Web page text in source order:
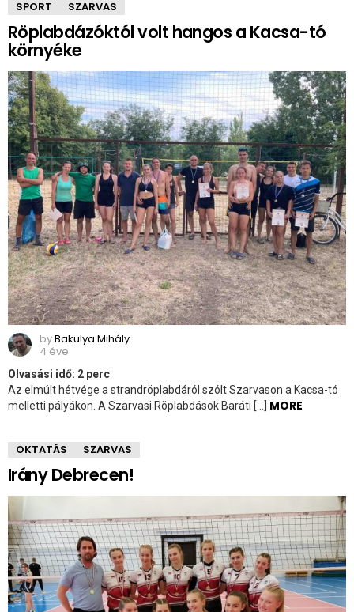
SPORT SZARVAS
Röplabdázóktól volt hangos a Kacsa-tó
környéke
byBakulya Mihály
4 éve
Olvasási idő: 2 perc
Az elmúlt hétvége a strandröplabdáról szólt Szarvason a Kacsa-tó
melletti pályákon. A Szarvasi Röplabdások Baráti […] MORE
OKTATÁS SZARVAS
Irány Debrecen!